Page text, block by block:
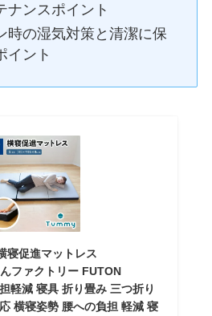
ナンスポイント
時の湿気対策と清潔に保
イント
寝促進マットレス
ファクトリー FUTON
軽減 寝具 折り畳み 三つ折り
横寝姿勢 腰への負担 軽減 寝